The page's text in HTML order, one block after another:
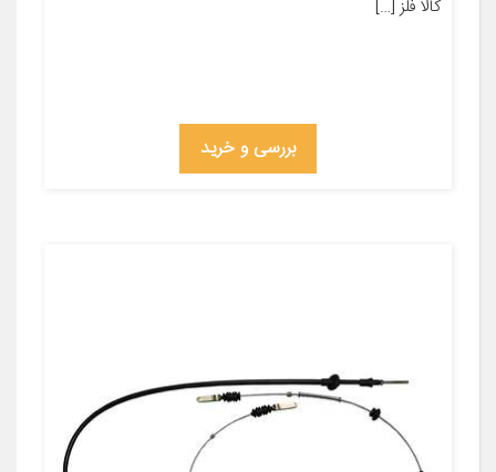
کالا فلز […]
بررسی و خرید